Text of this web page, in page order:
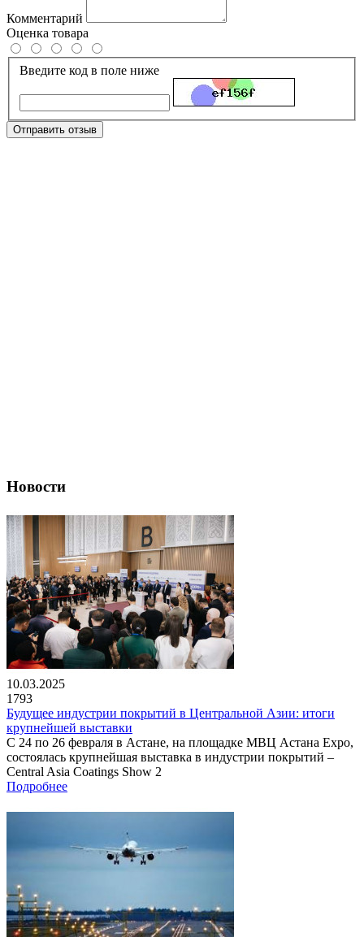
Комментарий
Оценка товара
Введите код в поле ниже
Отправить отзыв
Новости
10.03.2025
1793
Будущее индустрии покрытий в Центральной Азии: итоги
крупнейшей выставки
С 24 по 26 февраля в Астане, на площадке МВЦ Астана Expo,
состоялась крупнейшая выставка в индустрии покрытий –
Central Asia Coatings Show 2
Подробнее